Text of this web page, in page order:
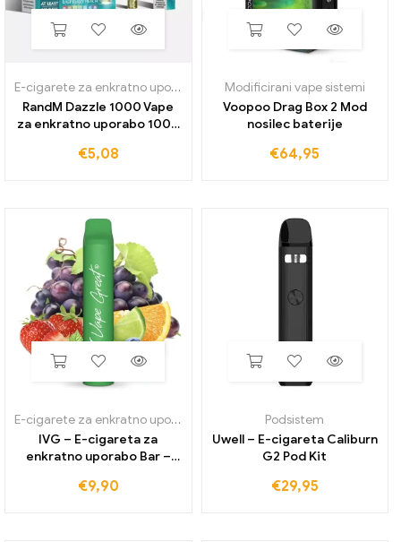
E-cigarete za enkratno uporabo
RandM Dazzle 1000 Vape
za enkratno uporabo 1000
€5,08
Modificirani vape sistemi
Voopoo Drag Box 2 Mod
nosilec baterije
€64,95
E-cigarete za enkratno uporabo
IVG – E-cigareta za
enkratno uporabo Bar –
€9,90
Podsistem
Uwell – E-cigareta Caliburn
G2 Pod Kit
€29,95